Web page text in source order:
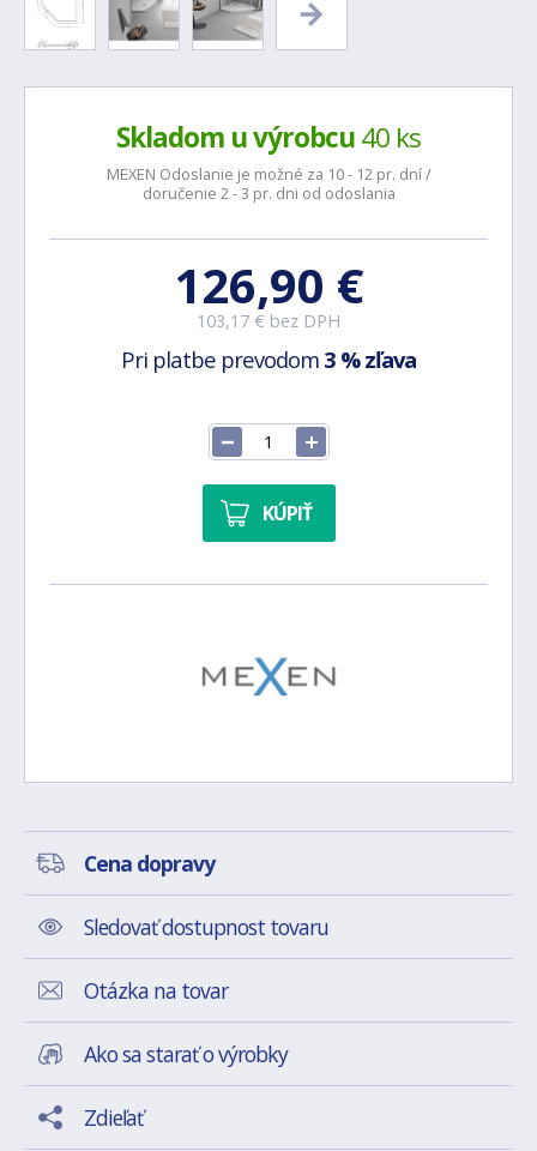
Skladom u výrobcu40 ks
MEXEN Odoslanie je možné za 10 - 12 pr. dní /
doručenie 2 - 3 pr. dni od odoslania
126,90 €
103,17 € bez DPH
Pri platbe prevodom 3 % zľava
KÚPIŤ
Cena dopravy
Sledovať dostupnost tovaru
Otázka na tovar
Ako sa starať o výrobky
Zdieľať